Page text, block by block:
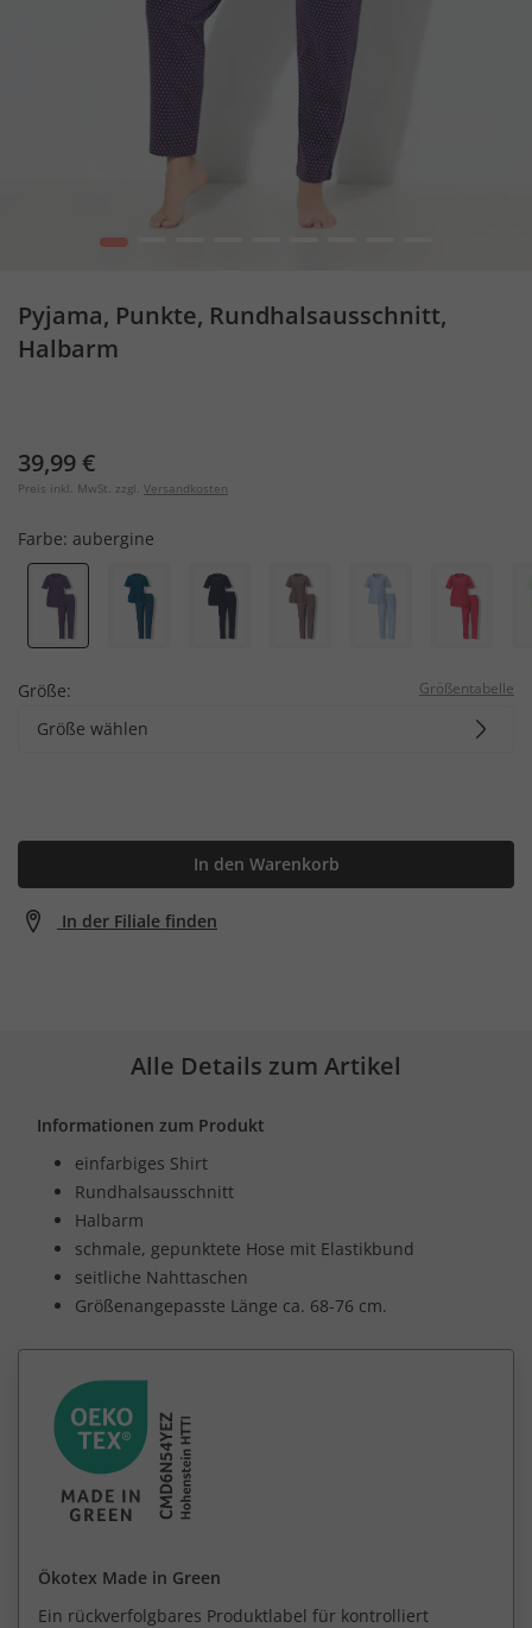
1
Pyjama, Punkte, Rundhalsausschnitt,
Halbarm
39,99 €
Preis inkl. MwSt. zzgl. Versandkosten
Farbe: aubergine
Größe: Größentabelle
Größe wählen
In den Warenkorb
In der Filiale finden
Alle Details zum Artikel
Informationen zum Produkt
einfarbiges Shirt
Rundhalsausschnitt
Halbarm
schmale, gepunktete Hose mit Elastikbund
seitliche Nahttaschen
Größenangepasste Länge ca. 68-76 cm.
Ökotex Made in Green
Ein rückverfolgbares Produktlabel für kontrolliert